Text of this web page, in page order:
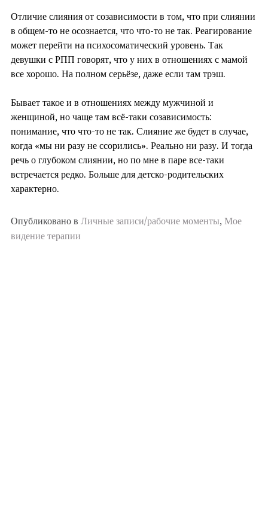
Отличие слияния от созависимости в том, что при слиянии
в общем-то не осознается, что что-то не так. Реагирование
может перейти на психосоматический уровень. Так
девушки с РПП говорят, что у них в отношениях с мамой
все хорошо. На полном серьёзе, даже если там трэш.
Бывает такое и в отношениях между мужчиной и
женщиной, но чаще там всё-таки созависимость:
понимание, что что-то не так. Слияние же будет в случае,
когда «мы ни разу не ссорились». Реально ни разу. И тогда
речь о глубоком слиянии, но по мне в паре все-таки
встречается редко. Больше для детско-родительских
характерно.
Опубликовано в Личные записи/рабочие моменты, Мое
видение терапии